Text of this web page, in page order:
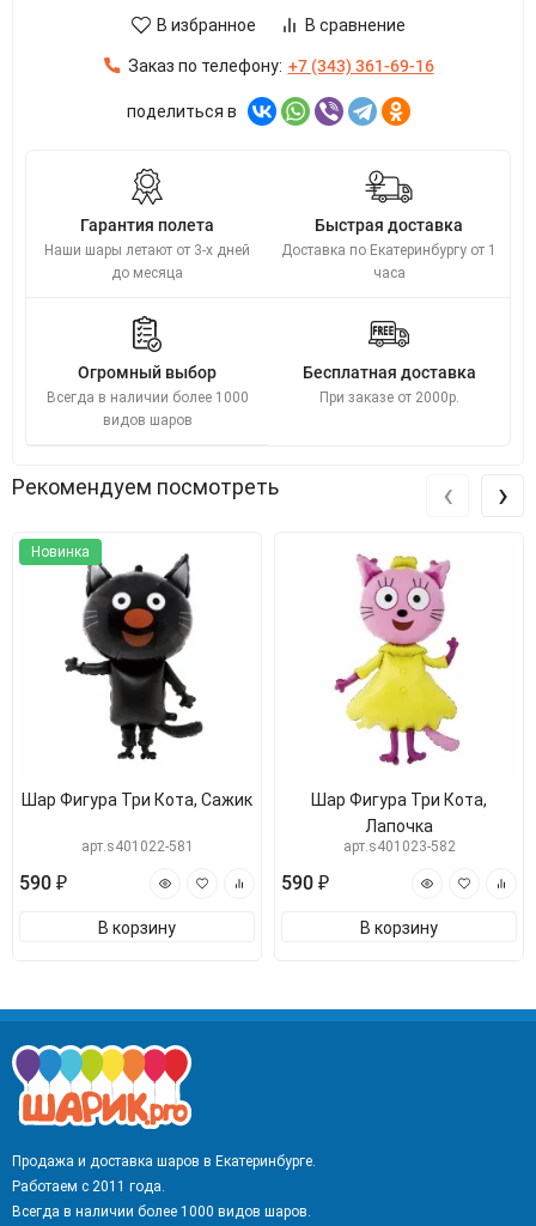
В избранное В сравнение
Заказ по телефону: +7 (343) 361-69-16
поделиться в
Гарантия полета
Наши шары летают от 3-х дней
до месяца
Быстрая доставка
Доставка по Екатеринбургу от 1
часа
Огромный выбор
Всегда в наличии более 1000
видов шаров
Бесплатная доставка
При заказе от 2000р.
Рекомендуем посмотреть
Новинка
Шар Фигура Три Кота, Сажик
арт.s401022-581
590 ₽
В корзину
Шар Фигура Три Кота,
Лапочка
арт.s401023-582
590 ₽
В корзину
‹ ›
Продажа и доставка шаров в Екатеринбурге.
Работаем с 2011 года.
Всегда в наличии более 1000 видов шаров.